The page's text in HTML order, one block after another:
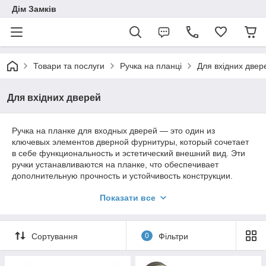
Дім Замків
Товари та послуги Ручка на планці Для вхідних
Для вхідних дверей
Ручка на планке для входных дверей — это один из
ключевых элементов дверной фурнитуры, который сочетает
в себе функциональность и эстетический внешний вид. Эти
ручки устанавливаются на планке, что обеспечивает
дополнительную прочность и устойчивость конструкции.
закрывания дверей, обеспечивая надежную фиксацию и
на входные двери домов, офисов и других помещений.
Основные характеристики:
Показати все
Сортування 0 Фільтри